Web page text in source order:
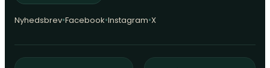
Nyhedsbrev•Facebook•Instagram•X